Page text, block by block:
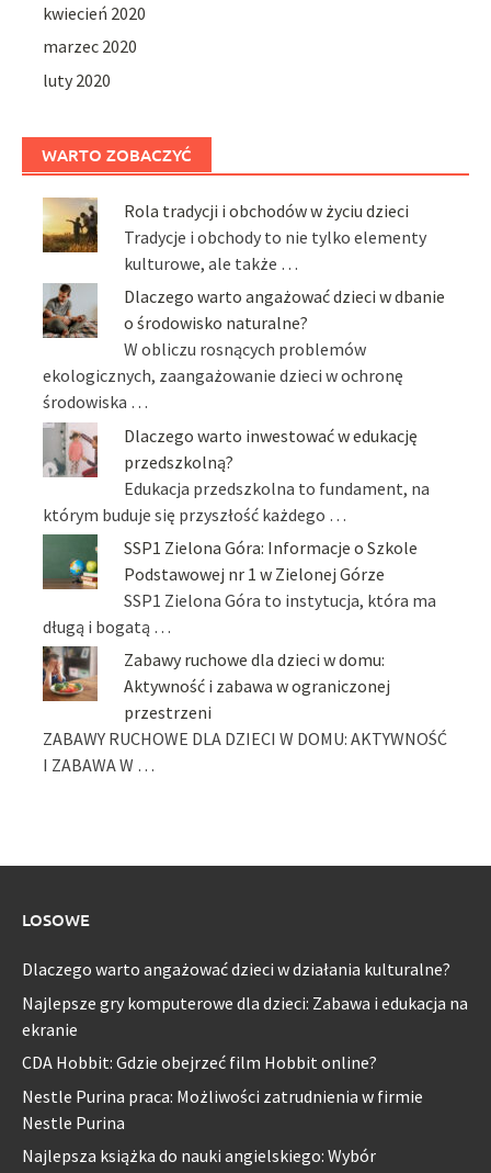
kwiecień 2020
marzec 2020
luty 2020
WARTO ZOBACZYĆ
Rola tradycji i obchodów w życiu dzieci
Tradycje i obchody to nie tylko elementy
kulturowe, ale także …
Dlaczego warto angażować dzieci w dbanie
o środowisko naturalne?
W obliczu rosnących problemów
ekologicznych, zaangażowanie dzieci w ochronę
środowiska …
Dlaczego warto inwestować w edukację
przedszkolną?
Edukacja przedszkolna to fundament, na
którym buduje się przyszłość każdego …
SSP1 Zielona Góra: Informacje o Szkole
Podstawowej nr 1 w Zielonej Górze
SSP1 Zielona Góra to instytucja, która ma
długą i bogatą …
Zabawy ruchowe dla dzieci w domu:
Aktywność i zabawa w ograniczonej
przestrzeni
ZABAWY RUCHOWE DLA DZIECI W DOMU: AKTYWNOŚĆ
I ZABAWA W …
LOSOWE
Dlaczego warto angażować dzieci w działania kulturalne?
Najlepsze gry komputerowe dla dzieci: Zabawa i edukacja na
ekranie
CDA Hobbit: Gdzie obejrzeć film Hobbit online?
Nestle Purina praca: Możliwości zatrudnienia w firmie
Nestle Purina
Najlepsza książka do nauki angielskiego: Wybór